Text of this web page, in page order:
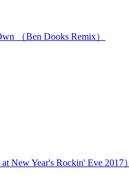
（Ben Dooks Remix）
New Year's Rockin' Eve 2017）